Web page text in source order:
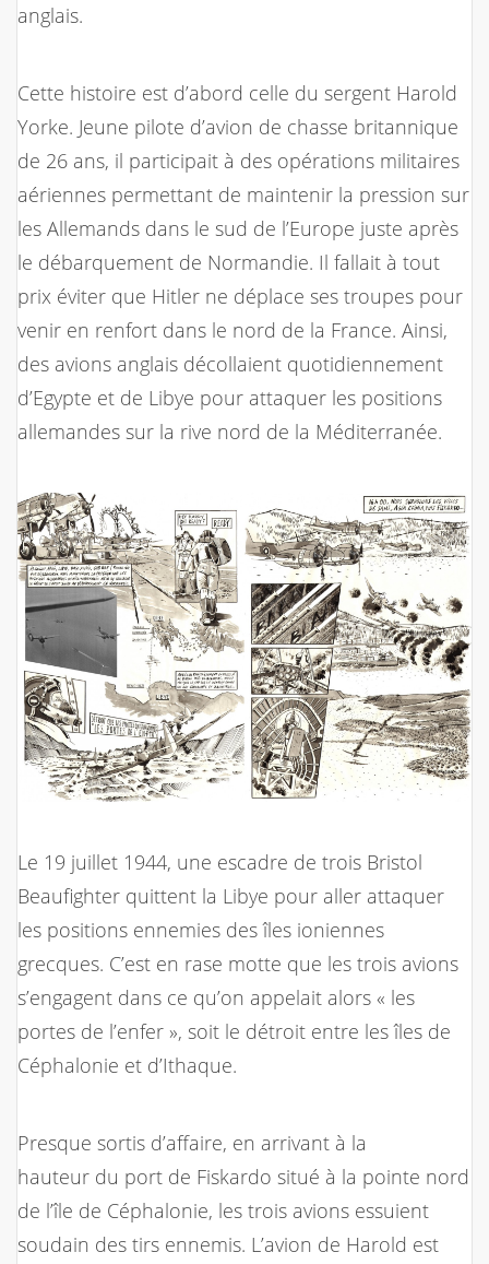
anglais.
Cette histoire est d’abord celle du sergent Harold
Yorke. Jeune pilote d’avion de chasse britannique
de 26 ans, il participait à des opérations militaires
aériennes permettant de maintenir la pression sur
les Allemands dans le sud de l’Europe juste après
le débarquement de Normandie. Il fallait à tout
prix éviter que Hitler ne déplace ses troupes pour
venir en renfort dans le nord de la France. Ainsi,
des avions anglais décollaient quotidiennement
d’Egypte et de Libye pour attaquer les positions
allemandes sur la rive nord de la Méditerranée.
Le 19 juillet 1944, une escadre de trois Bristol
Beaufighter quittent la Libye pour aller attaquer
les positions ennemies des îles ioniennes
grecques. C’est en rase motte que les trois avions
s’engagent dans ce qu’on appelait alors « les
portes de l’enfer », soit le détroit entre les îles de
Céphalonie et d’Ithaque.
Presque sortis d’affaire, en arrivant à la
hauteur du port de Fiskardo situé à la pointe nord
de l’île de Céphalonie, les trois avions essuient
soudain des tirs ennemis. L’avion de Harold est